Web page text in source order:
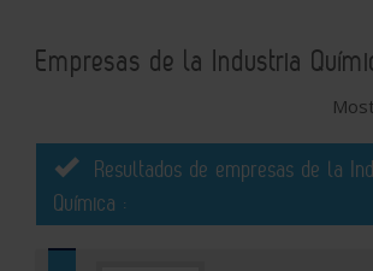
Empresas de la Industria
Resultados de empresas de la
Química :